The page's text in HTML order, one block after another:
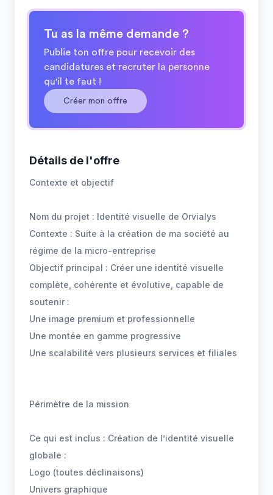
Tu as la même demande ?
Publie ton offre pour recevoir des
candidatures et recruter la personne
qu'il te faut !
Créer mon offre
Détails de l'offre
Contexte et objectif
Nom du projet : Identité visuelle de Orvialys
Contexte : Suite à la création de ma société au
régime de la micro-entreprise
Objectif principal : Créer une identité visuelle
complète, cohérente et évolutive, capable de
soutenir :
Une image premium et professionnelle
Une montée en gamme progressive
Une scalabilité vers plusieurs services et filiales
Périmètre de la mission
Ce qui est inclus : Création de l’identité visuelle
globale :
Logo (toutes déclinaisons)
Univers graphique